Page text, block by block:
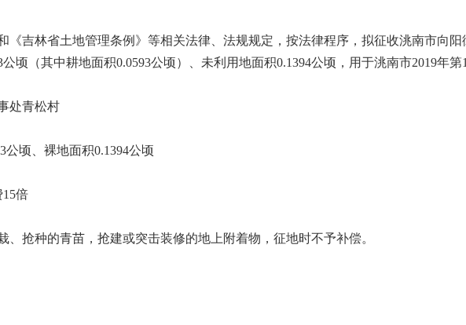
《吉林省土地管理条例》等相关法律、法规规定，按法律程序，拟征收洮南市向
公顷（其中耕地面积0.0593公顷）、未利用地面积0.1394公顷，用于洮南市2019年第1
处青松村
公顷、裸地面积0.1394公顷
15倍
抢种的青苗，抢建或突击装修的地上附着物，征地时不予补偿。